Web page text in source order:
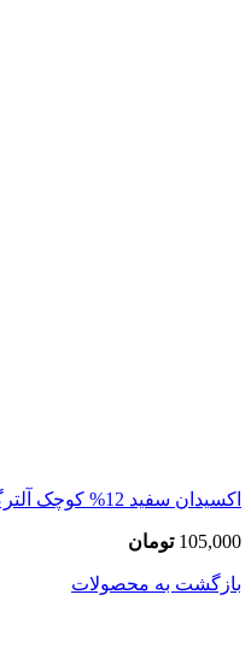
اکسیدان سفید 12% کوچک آلترگو
105,000 تومان
بازگشت به محصولات